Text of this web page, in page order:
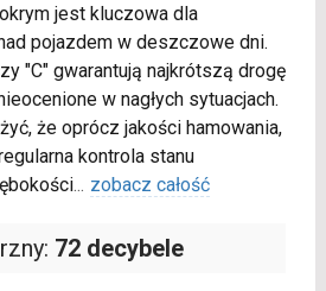
jest kluczowa dla
pojazdem w deszczowe dni.
"C" gwarantują najkrótszą drogę
w nagłych sytuacjach.
że oprócz jakości hamowania,
kontrola stanu
... zobacz całość
72 decybele